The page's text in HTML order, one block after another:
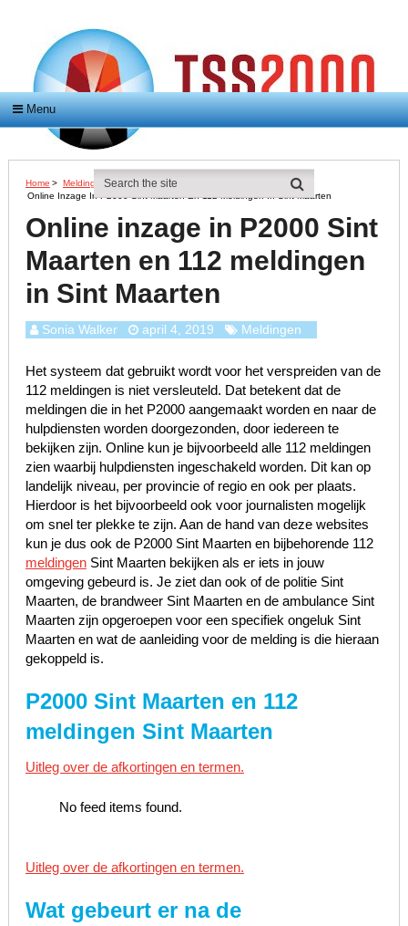
Menu
Home > Meldingen >
Online Inzage In P2000 Sint Maarten En 112 Meldingen In Sint Maarten
Online inzage in P2000 Sint
Maarten en 112 meldingen
in Sint Maarten
Sonia Walker april 4, 2019 Meldingen
Het systeem dat gebruikt wordt voor het verspreiden van de
112 meldingen is niet versleuteld. Dat betekent dat de
meldingen die in het P2000 aangemaakt worden en naar de
hulpdiensten worden doorgezonden, door iedereen te
bekijken zijn. Online kun je bijvoorbeeld alle 112 meldingen
zien waarbij hulpdiensten ingeschakeld worden. Dit kan op
landelijk niveau, per provincie of regio en ook per plaats.
Hierdoor is het bijvoorbeeld ook voor journalisten mogelijk
om snel ter plekke te zijn. Aan de hand van deze websites
kun je dus ook de P2000 Sint Maarten en bijbehorende 112
meldingenSint Maarten bekijken als er iets in jouw
omgeving gebeurd is. Je ziet dan ook of de politie Sint
Maarten, de brandweer Sint Maarten en de ambulance Sint
Maarten zijn opgeroepen voor een specifiek ongeluk Sint
Maarten en wat de aanleiding voor de melding is die hieraan
gekoppeld is.
P2000 Sint Maarten en 112
meldingen Sint Maarten
Uitleg over de afkortingen en termen.
No feed items found.
Uitleg over de afkortingen en termen.
Wat gebeurt er na de